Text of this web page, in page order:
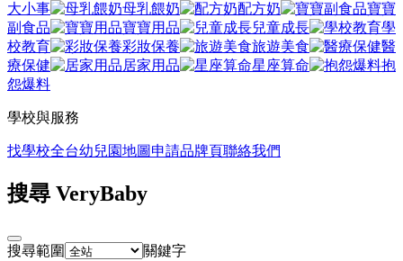
大小事
母乳餵奶 配方奶
寶寶
副食品
寶寶用品 兒童成長
學
校教育
彩妝保養 旅遊美食
醫
療保健
居家用品 星座算命
抱
怨爆料
學校與服務
找學校全台幼兒園地圖 申請品牌頁聯絡我們
搜尋 VeryBaby
搜尋範圍 關鍵字